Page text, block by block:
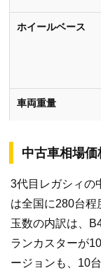
ホイールベース
車両重量
乗車定員
JC08モード燃費
使用燃料
中古車相場価
3代目レガシィの
は全国に280台程
玉数の内訳は、
ランカスターが
ージョンも、10